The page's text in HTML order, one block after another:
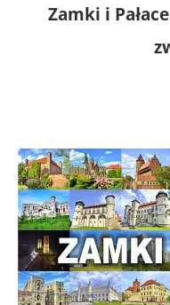
Zamki i